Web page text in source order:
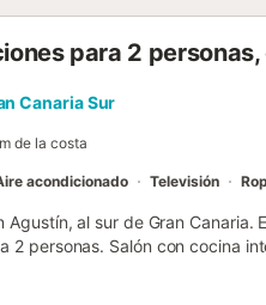
utilizar el aire acondicionado
a pie del alojamiento. El
para 2
Canaria Sur
de la costa
acondicionado Televisión
al sur de Gran Canaria.
2 personas. Salón con cocina
la playa de arena "San